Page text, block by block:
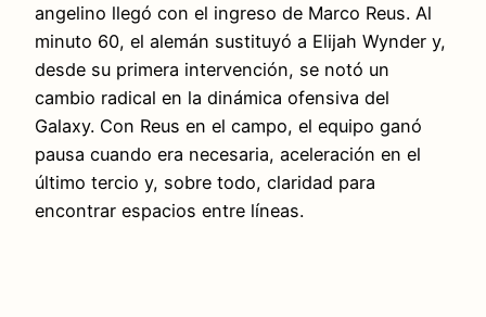
angelino llegó con el ingreso de Marco Reus. Al
minuto 60, el alemán sustituyó a Elijah Wynder y,
desde su primera intervención, se notó un
cambio radical en la dinámica ofensiva del
Galaxy. Con Reus en el campo, el equipo ganó
pausa cuando era necesaria, aceleración en el
último tercio y, sobre todo, claridad para
encontrar espacios entre líneas.